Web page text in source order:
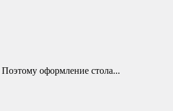
оформление стола...